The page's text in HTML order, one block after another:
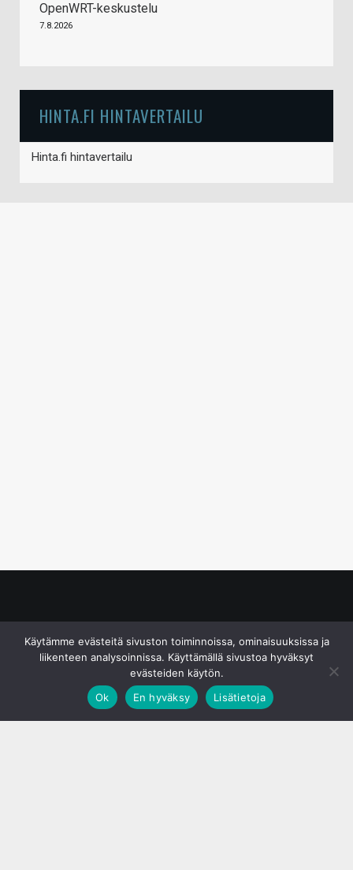
OpenWRT-keskustelu
7.8.2026
HINTA.FI HINTAVERTAILU
Hinta.fi hintavertailu
Käytämme evästeitä sivuston toiminnoissa, ominaisuuksissa ja
liikenteen analysoinnissa. Käyttämällä sivustoa hyväksyt
evästeiden käytön.
Ok
En hyväksy Lisätietoja